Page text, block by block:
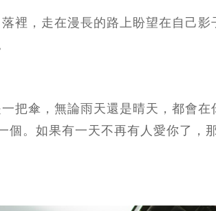
裡，走在漫長的路上盼望在自己影
把傘，無論雨天還是晴天，都會在
個。如果有一天不再有人愛你了，